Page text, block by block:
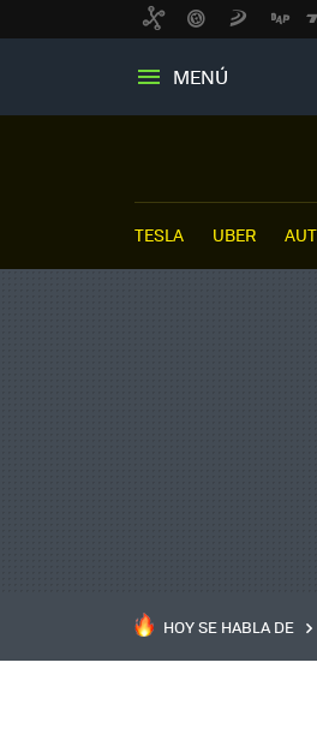
MENÚ
TESLA UBER
HOY SE HABLA DE